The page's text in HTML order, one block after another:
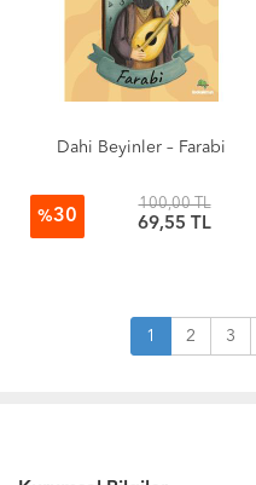
Dahi Beyinler – Farabi
%30
100,00 TL
69,55 TL
1 2 3